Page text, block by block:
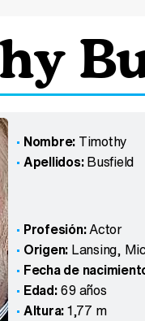
Nombre: Timothy
Apellidos:Busfield
Profesión:Actor
Origen: Lansing,
Fecha de
Edad:69 años
Altura:1,77 m